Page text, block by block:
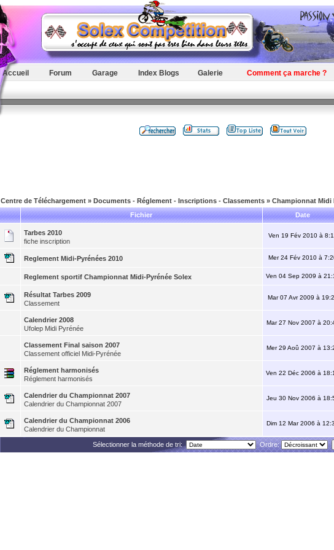
Accueil Forum Garage Index Blogs Galerie Comment ça marche ?
Centre de Téléchargement» Documents - Réglement - Inscriptions - Classements» Championnat Midi
Fichier
Date
Tarbes 2010
fiche inscription
Ven 19 Fév 2010 à
Reglement Midi-Pyrénées 2010 Mer 24 Fév 2010 à
Reglement sportif Championnat Midi-Pyrénée Solex Ven 04 Sep 2009 à
Résultat Tarbes 2009
Classement
Mar 07 Avr 2009 à
Calendrier 2008
Ufolep Midi Pyrénée
Mar 27 Nov 2007 à
Classement Final saison 2007
Classement officiel Midi-Pyrénée
Mer 29 Aoû 2007 à
Réglement harmonisés
Réglement harmonisés
Ven 22 Déc 2006 à
Calendrier du Championnat 2007
Calendrier du Championnat 2007
Jeu 30 Nov 2006 à
Calendrier du Championnat 2006
Calendrier du Championnat
Dim 12 Mar 2006 à
Sélectionner la méthode de tri: Ordre: